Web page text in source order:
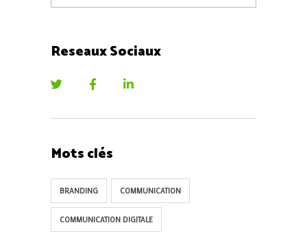
Reseaux Sociaux
Mots clés
BRANDING COMMUNICATION
COMMUNICATION DIGITALE